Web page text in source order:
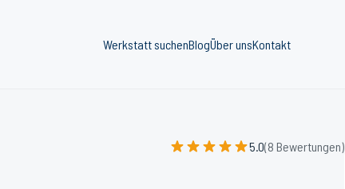
Werkstatt suchenBlogÜber unsKontakt
5.0(8 Bewertungen)